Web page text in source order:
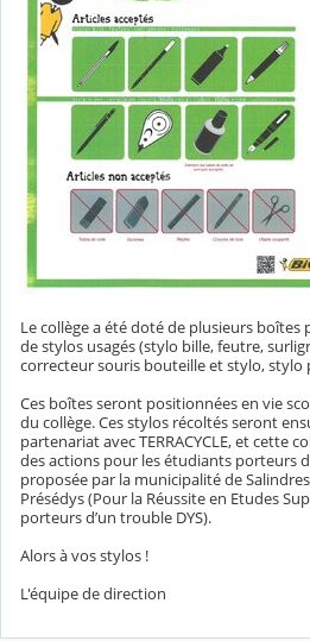
Le collège a été doté de plusieurs
de stylos usagés (stylo bille, feutre,
correcteur souris bouteille et stylo, stylo
Ces boîtes seront positionnées en vie
du collège. Ces stylos récoltés seront
partenariat avec TERRACYCLE, et cette
des actions pour les étudiants porteurs
proposée par la municipalité de
Présédys (Pour la Réussite en Etudes
porteurs d’un trouble DYS).
Alors à vos stylos !
L'équipe de direction